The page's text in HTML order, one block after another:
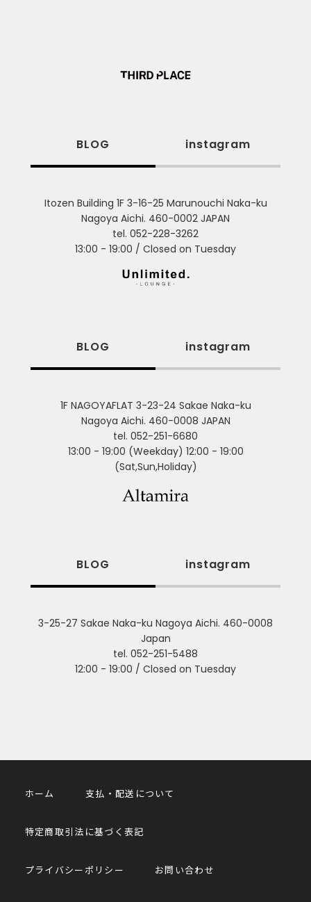
BLOG instagram
Itozen Building 1F 3-16-25 Marunouchi Naka-ku
Nagoya Aichi. 460-0002 JAPAN
tel. 052-228-3262
13:00 - 19:00 / Closed on Tuesday
BLOG instagram
1F NAGOYAFLAT 3-23-24 Sakae Naka-ku
Nagoya Aichi. 460-0008 JAPAN
tel. 052-251-6680
13:00 - 19:00 (Weekday) 12:00 - 19:00
(Sat,Sun,Holiday)
BLOG instagram
3-25-27 Sakae Naka-ku Nagoya Aichi. 460-0008
Japan
tel. 052-251-5488
12:00 - 19:00 / Closed on Tuesday
ホーム 支払・配送について
特定商取引法に基づく表記
プライバシーポリシー お問い合わせ